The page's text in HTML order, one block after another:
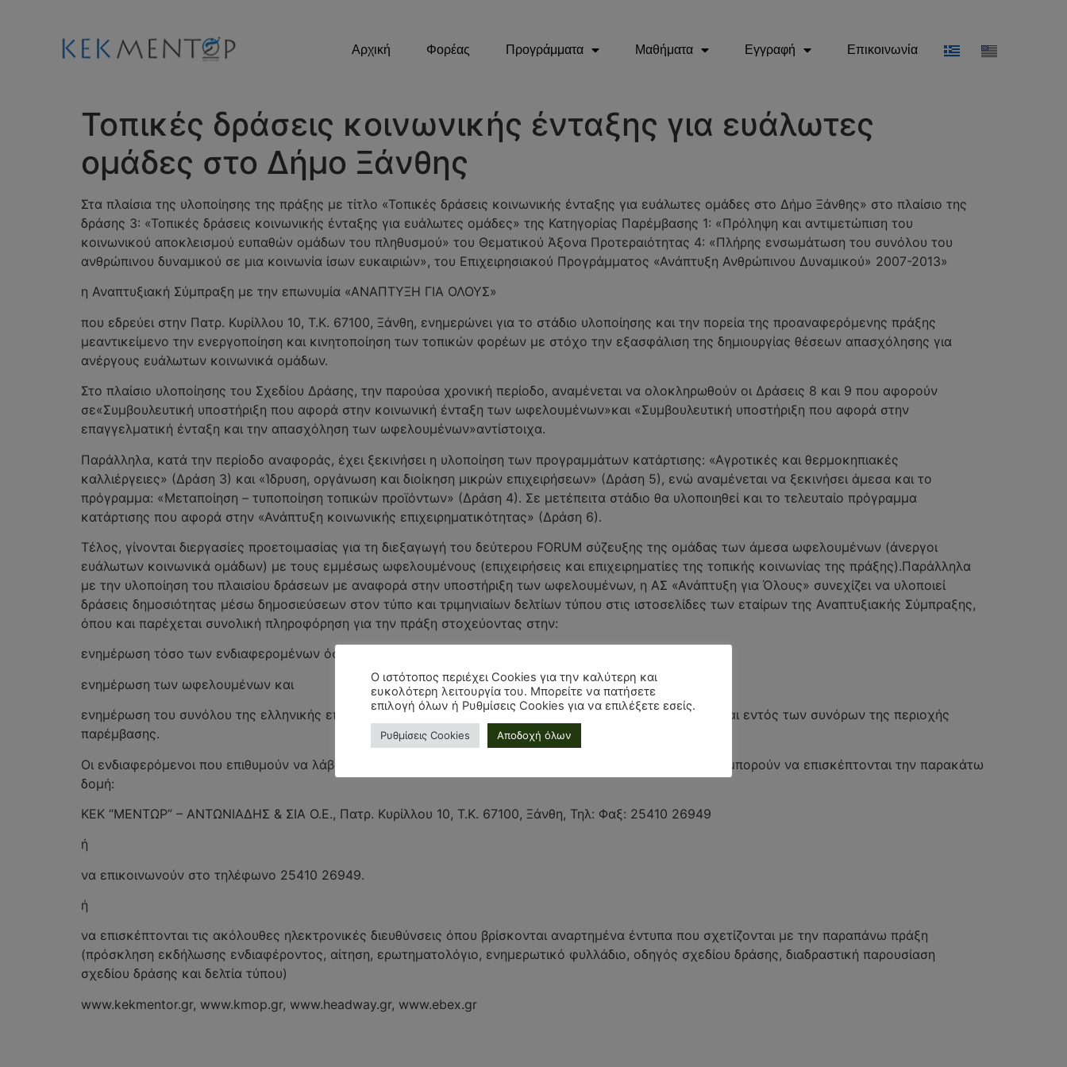
Αρχική Φορέας Προγράμματα Μαθήματα Εγγραφή Επικοινωνία
Τοπικές δράσεις κοινωνικής ένταξης για ευάλωτες
ομάδες στο Δήμο Ξάνθης
Στα πλαίσια της υλοποίησης της πράξης με τίτλο «Τοπικές δράσεις κοινωνικής ένταξης για ευάλωτες ομάδες στο Δήμο Ξάνθης» στο πλαίσιο της
δράσης 3: «Τοπικές δράσεις κοινωνικής ένταξης για ευάλωτες ομάδες» της Κατηγορίας Παρέμβασης 1: «Πρόληψη και αντιμετώπιση του
κοινωνικού αποκλεισμού ευπαθών ομάδων του πληθυσμού» του Θεματικού Άξονα Προτεραιότητας 4: «Πλήρης ενσωμάτωση του συνόλου του
ανθρώπινου δυναμικού σε μια κοινωνία ίσων ευκαιριών», του Επιχειρησιακού Προγράμματος «Ανάπτυξη Ανθρώπινου Δυναμικού» 2007-2013»
η Αναπτυξιακή Σύμπραξη με την επωνυμία «ΑΝΑΠΤΥΞΗ ΓΙΑ ΟΛΟΥΣ»
που εδρεύει στην Πατρ. Κυρίλλου 10, Τ.Κ. 67100, Ξάνθη, ενημερώνει για τo στάδιο υλοποίησης και την πορεία της προαναφερόμενης πράξης
μεαντικείμενο την ενεργοποίηση και κινητοποίηση των τοπικών φορέων με στόχο την εξασφάλιση της δημιουργίας θέσεων απασχόλησης για
ανέργους ευάλωτων κοινωνικά ομάδων.
Στο πλαίσιο υλοποίησης του Σχεδίου Δράσης, την παρούσα χρονική περίοδο, αναμένεται να ολοκληρωθούν οι Δράσεις 8 και 9 που αφορούν
σε«Συμβουλευτική υποστήριξη που αφορά στην κοινωνική ένταξη των ωφελουμένων»και «Συμβουλευτική υποστήριξη που αφορά στην
επαγγελματική ένταξη και την απασχόληση των ωφελουμένων»αντίστοιχα.
Παράλληλα, κατά την περίοδο αναφοράς, έχει ξεκινήσει η υλοποίηση των προγραμμάτων κατάρτισης: «Αγροτικές και θερμοκηπιακές
καλλιέργειες» (Δράση 3) και «Ίδρυση, οργάνωση και διοίκηση μικρών επιχειρήσεων» (Δράση 5), ενώ αναμένεται να ξεκινήσει άμεσα και το
πρόγραμμα: «Μεταποίηση – τυποποίηση τοπικών προϊόντων» (Δράση 4). Σε μετέπειτα στάδιο θα υλοποιηθεί και το τελευταίο πρόγραμμα
κατάρτισης που αφορά στην «Ανάπτυξη κοινωνικής επιχειρηματικότητας» (Δράση 6).
Τέλος, γίνονται διεργασίες προετοιμασίας για τη διεξαγωγή του δεύτερου FORUM σύζευξης της ομάδας των άμεσα ωφελουμένων (άνεργοι
ευάλωτων κοινωνικά ομάδων) με τους εμμέσως ωφελουμένους (επιχειρήσεις και επιχειρηματίες της τοπικής κοινωνίας της πράξης).Παράλληλα
με την υλοποίηση του πλαισίου δράσεων με αναφορά στην υποστήριξη των ωφελουμένων, η ΑΣ «Ανάπτυξη για Όλους» συνεχίζει να υλοποιεί
δράσεις δημοσιότητας μέσω δημοσιεύσεων στον τύπο και τριμηνιαίων δελτίων τύπου στις ιστοσελίδες των εταίρων της Αναπτυξιακής Σύμπραξης,
όπου και παρέχεται συνολική πληροφόρηση για την πράξη στοχεύοντας στην:
ενημέρωση τόσο των ενδιαφερομένων όσο και του συνόλου της τοπικής κοινωνίας,
ενημέρωση των ωφελουμένων και
ενημέρωση του συνόλου της ελληνικής επικράτειας για την πράξη κοινωνικής ευθύνης που πραγματώνεται εντός των συνόρων της περιοχής
παρέμβασης.
Οι ενδιαφερόμενοι που επιθυμούν να λάβουν περισσότερες πληροφορίες σχετικά με την παρούσα πράξη μπορούν να επισκέπτονται την παρακάτω
δομή:
ΚΕΚ “ΜΕΝΤΩΡ” – ΑΝΤΩΝΙΑΔΗΣ & ΣΙΑ Ο.Ε., Πατρ. Κυρίλλου 10, Τ.Κ. 67100, Ξάνθη, Τηλ: Φαξ: 25410 26949
ή
να επικοινωνούν στο τηλέφωνο 25410 26949.
ή
να επισκέπτονται τις ακόλουθες ηλεκτρονικές διευθύνσεις όπου βρίσκονται αναρτημένα έντυπα που σχετίζονται με την παραπάνω πράξη
(πρόσκληση εκδήλωσης ενδιαφέροντος, αίτηση, ερωτηματολόγιο, ενημερωτικό φυλλάδιο, οδηγός σχεδίου δράσης, διαδραστική παρουσίαση
σχεδίου δράσης και δελτία τύπου)
www.kekmentor.gr, www.kmop.gr, www.headway.gr, www.ebex.gr
Ο ιστότοπος περιέχει Cookies για την καλύτερη και
ευκολότερη λειτουργία του. Μπορείτε να πατήσετε
επιλογή όλων ή Ρυθμίσεις Cookies για να επιλέξετε εσείς.
Ρυθμίσεις Cookies Αποδοχή όλων